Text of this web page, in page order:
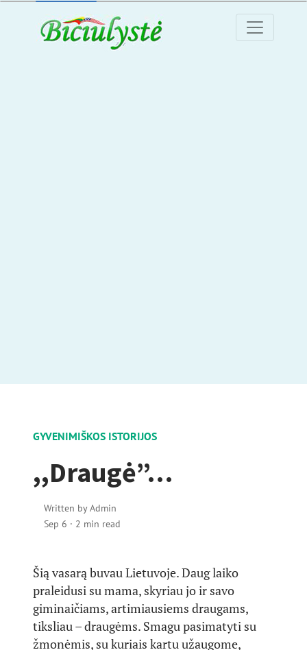
GYVENIMIŠKOS ISTORIJOS
,,Draugė”…
Written byAdmin
Sep 6 · 2 min read
Šią vasarą buvau Lietuvoje. Daug laiko
praleidusi su mama, skyriau jo ir savo
giminaičiams, artimiausiems draugams,
tiksliau – draugėms. Smagu pasimatyti su
žmonėmis, su kuriais kartu užaugome,